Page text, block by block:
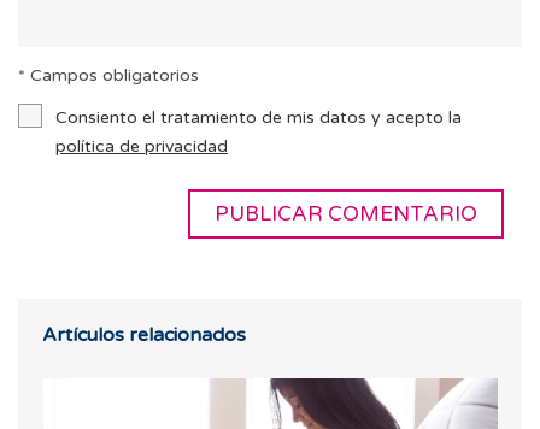
* Campos obligatorios
Consiento el tratamiento de mis datos y acepto la
política de privacidad
Artículos relacionados